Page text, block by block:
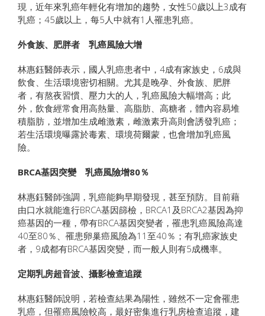
現，近年來乳癌年輕化有增加的趨勢，女性50歲以上3成有
乳癌；45歲以上，每5人中就有1人罹患乳癌。
外食族、肥胖者 乳癌風險大增
林惠鈺醫師表示，國人乳癌患者中，4成有家族史，6成與
飲食、生活環境密切相關。尤其是晚孕、外食族、肥胖
者，有熬夜習慣、壓力大的人，乳癌風險大幅增高；此
外，飲食經常食用高熱量、高脂肪、高糖者，體內容易堆
積脂肪，並增加生成雌激素，雌激素升高則會誘發乳癌；
若生活環境曝露於毒素、環境荷爾蒙，也會增加乳癌風
險。
BRCA基因突變 乳癌風險增80％
林惠鈺醫師強調，乳癌能夠早期發現，甚至預防。目前藉
由口水就能進行BRCA基因篩檢，BRCA1及BRCA2基因為抑
癌基因的一種，帶有BRCA基因突變者，罹患乳癌風險高達
40至80％、罹患卵巢癌風險為11至40％；有乳癌家族史
者，9成都有BRCA基因突變，而一般人則有5成機率。
定期乳房超音波、攝影檢查追蹤
林惠鈺醫師說明，若檢查結果為陽性，雖然不一定會罹患
乳癌，但罹癌風險較高，最好密集進行乳房檢查追蹤，建